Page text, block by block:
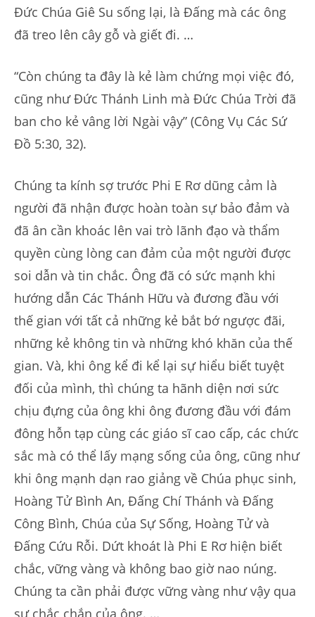
Đức Chúa Giê Su sống lại, là Đấng mà các ông
đã treo lên cây gỗ và giết đi. …
“Còn chúng ta đây là kẻ làm chứng mọi việc đó,
cũng như Đức Thánh Linh mà Đức Chúa Trời đã
ban cho kẻ vâng lời Ngài vậy” (Công Vụ Các Sứ
Đồ 5:30, 32).
Chúng ta kính sợ trước Phi E Rơ dũng cảm là
người đã nhận được hoàn toàn sự bảo đảm và
đã ân cần khoác lên vai trò lãnh đạo và thẩm
quyền cùng lòng can đảm của một người được
soi dẫn và tin chắc. Ông đã có sức mạnh khi
hướng dẫn Các Thánh Hữu và đương đầu với
thế gian với tất cả những kẻ bắt bớ ngược đãi,
những kẻ không tin và những khó khăn của thế
gian. Và, khi ông kể đi kể lại sự hiểu biết tuyệt
đối của mình, thì chúng ta hãnh diện nơi sức
chịu đựng của ông khi ông đương đầu với đám
đông hỗn tạp cùng các giáo sĩ cao cấp, các chức
sắc mà có thể lấy mạng sống của ông, cũng như
khi ông mạnh dạn rao giảng về Chúa phục sinh,
Hoàng Tử Bình An, Đấng Chí Thánh và Đấng
Công Bình, Chúa của Sự Sống, Hoàng Tử và
Đấng Cứu Rỗi. Dứt khoát là Phi E Rơ hiện biết
chắc, vững vàng và không bao giờ nao núng.
Chúng ta cần phải được vững vàng như vậy qua
sự chắc chắn của ông. …